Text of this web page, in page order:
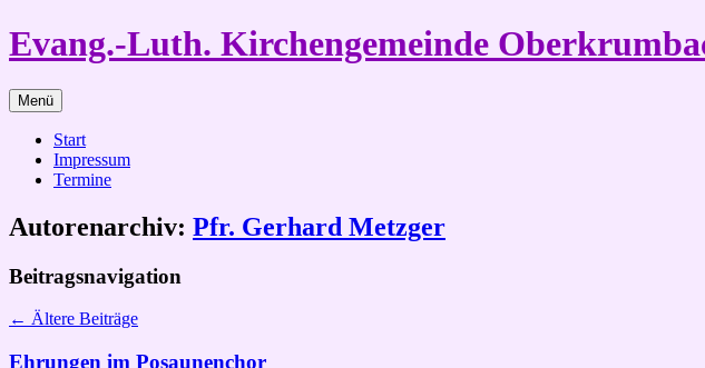
Zum
Inhalt
Evang.-Luth. Kirchengemeinde
Menü
Start
Impressum
Termine
Autorenarchiv: Pfr. Gerhard Metzger
Beitragsnavigation
← Ältere Beiträge
Ehrungen im Posaunenchor